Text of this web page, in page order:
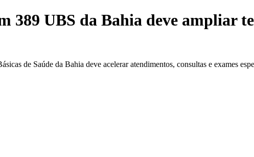
389 UBS da Bahia deve ampliar
de Saúde da Bahia deve acelerar atendimentos, consultas e exames